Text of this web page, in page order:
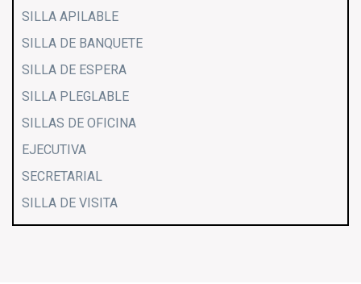
SILLA APILABLE
SILLA DE BANQUETE
SILLA DE ESPERA
SILLA PLEGLABLE
SILLAS DE OFICINA
EJECUTIVA
SECRETARIAL
SILLA DE VISITA